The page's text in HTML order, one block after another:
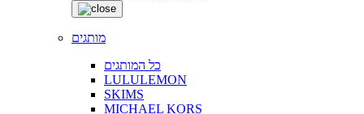
מותגים
כל המותגים
LULULEMON
SKIMS
MICHAEL KORS